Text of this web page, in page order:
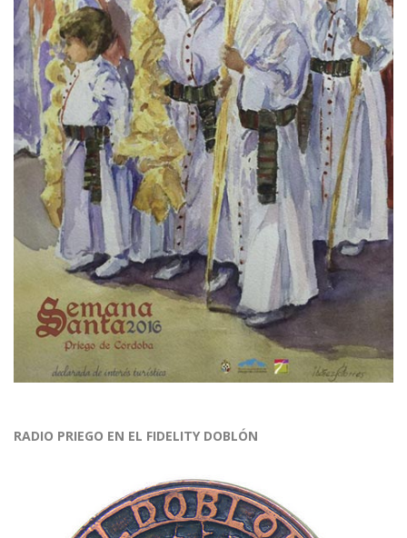
RADIO PRIEGO EN EL FIDELITY DOBLÓN